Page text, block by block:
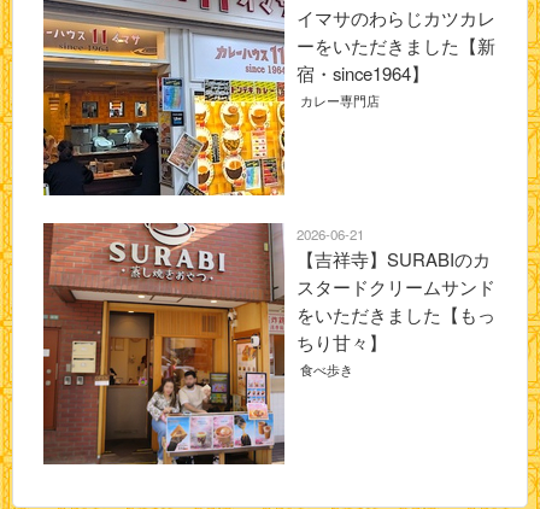
イマサのわらじカツカレ
ーをいただきました【新
宿・since1964】
カレー専門店
2026-06-21
【吉祥寺】SURABIのカ
スタードクリームサンド
をいただきました【もっ
ちり甘々】
食べ歩き